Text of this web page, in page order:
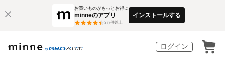
お買いものがもっとお得に
minneのアプリ
3万件以上
インストールする
ログイン